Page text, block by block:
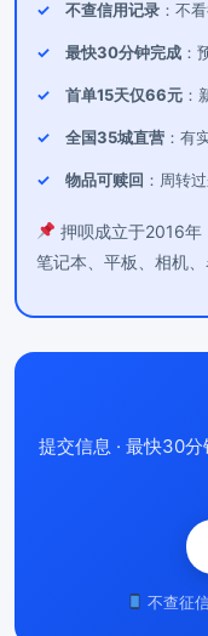
不查信用记录 ：不
最快30分钟完成 ：
首单15天仅66元 ：
全国35城直营 ：有
物品可赎回 ：周转
押呗成立于2016年
笔记本、平板、相机、
提交信息 · 最快30
不查征